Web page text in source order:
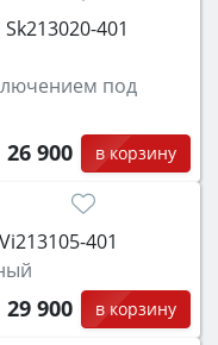
401
под
26 900 в корзину
401
29 900 в корзину